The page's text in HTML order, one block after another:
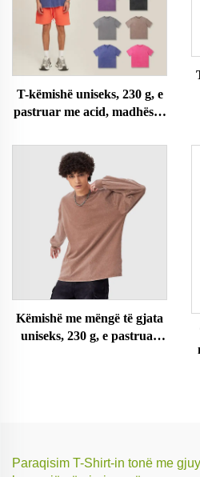
T-këmishë uniseks, 230 g, e
pastruar me acid, madhësi e
Këmishë me mëngë të gjata
uniseks, 230 g, e pastruar
Paraqisim T-Shirt-in tonë me